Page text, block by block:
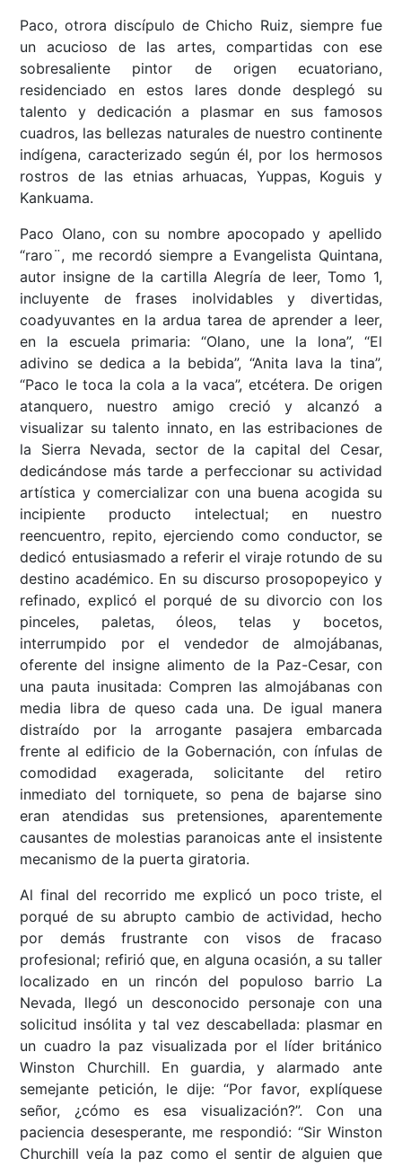
Paco, otrora discípulo de Chicho Ruiz, siempre fue
un acucioso de las artes, compartidas con ese
sobresaliente pintor de origen ecuatoriano,
residenciado en estos lares donde desplegó su
talento y dedicación a plasmar en sus famosos
cuadros, las bellezas naturales de nuestro continente
indígena, caracterizado según él, por los hermosos
rostros de las etnias arhuacas, Yuppas, Koguis y
Kankuama.
Paco Olano, con su nombre apocopado y apellido
“raro¨, me recordó siempre a Evangelista Quintana,
autor insigne de la cartilla Alegría de leer, Tomo 1,
incluyente de frases inolvidables y divertidas,
coadyuvantes en la ardua tarea de aprender a leer,
en la escuela primaria: “Olano, une la lona”, “El
adivino se dedica a la bebida”, “Anita lava la tina”,
“Paco le toca la cola a la vaca”, etcétera. De origen
atanquero, nuestro amigo creció y alcanzó a
visualizar su talento innato, en las estribaciones de
la Sierra Nevada, sector de la capital del Cesar,
dedicándose más tarde a perfeccionar su actividad
artística y comercializar con una buena acogida su
incipiente producto intelectual; en nuestro
reencuentro, repito, ejerciendo como conductor, se
dedicó entusiasmado a referir el viraje rotundo de su
destino académico. En su discurso prosopopeyico y
refinado, explicó el porqué de su divorcio con los
pinceles, paletas, óleos, telas y bocetos,
interrumpido por el vendedor de almojábanas,
oferente del insigne alimento de la Paz-Cesar, con
una pauta inusitada: Compren las almojábanas con
media libra de queso cada una. De igual manera
distraído por la arrogante pasajera embarcada
frente al edificio de la Gobernación, con ínfulas de
comodidad exagerada, solicitante del retiro
inmediato del torniquete, so pena de bajarse sino
eran atendidas sus pretensiones, aparentemente
causantes de molestias paranoicas ante el insistente
mecanismo de la puerta giratoria.
Al final del recorrido me explicó un poco triste, el
porqué de su abrupto cambio de actividad, hecho
por demás frustrante con visos de fracaso
profesional; refirió que, en alguna ocasión, a su taller
localizado en un rincón del populoso barrio La
Nevada, llegó un desconocido personaje con una
solicitud insólita y tal vez descabellada: plasmar en
un cuadro la paz visualizada por el líder británico
Winston Churchill. En guardia, y alarmado ante
semejante petición, le dije: “Por favor, explíquese
señor, ¿cómo es esa visualización?”. Con una
paciencia desesperante, me respondió: “Sir Winston
Churchill veía la paz como el sentir de alguien que